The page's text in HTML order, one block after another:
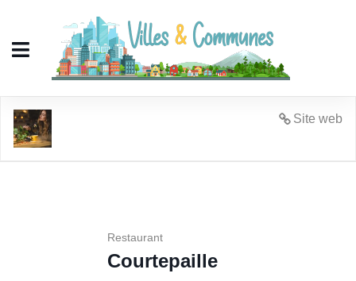
Site web
Restaurant
Courtepaille